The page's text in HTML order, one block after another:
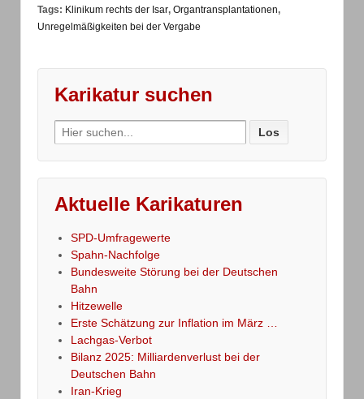
Tags: Klinikum rechts der Isar, Organtransplantationen,
Unregelmäßigkeiten bei der Vergabe
Karikatur suchen
Search
for:
Aktuelle Karikaturen
SPD-Umfragewerte
Spahn-Nachfolge
Bundesweite Störung bei der Deutschen
Bahn
Hitzewelle
Erste Schätzung zur Inflation im März …
Lachgas-Verbot
Bilanz 2025: Milliardenverlust bei der
Deutschen Bahn
Iran-Krieg